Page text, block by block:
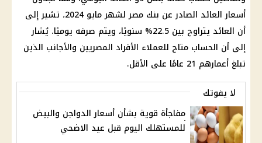
أسعارالعائد الصادر عن بنك مصر
لشهر مايو 2024، تشير إلى
أن العائد يتراوح بين 22.5% سنويًا، ويتم صرفه يوميًا. يُشار
إلى أن الحساب متاح للعملاء الأفراد المصريين والأجانب الذين
تبلغ أعمارهم 21 عامًا على الأقل.
لا يفوتك
مفاجأة قوية بشأن أسعار الدواجن والبيض
للمستهلك اليوم قبل عيد الاضحي